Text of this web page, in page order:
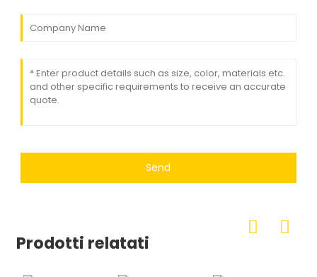
Send
Prodotti relatati